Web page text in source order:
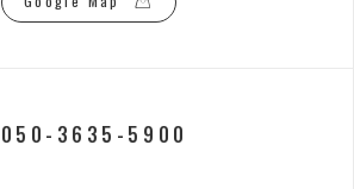
050-3635-5900